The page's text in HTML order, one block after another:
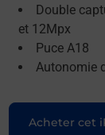
Double
et 12Mpx
Puce A18
Autonomie
Acheter cet